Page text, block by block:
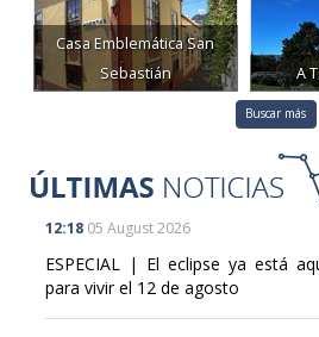
Casa Emblemática San
Sebastián
A
Buscar más
12:18 05 August 2026
ESPECIAL | El eclipse ya está
para vivir el 12 de agosto